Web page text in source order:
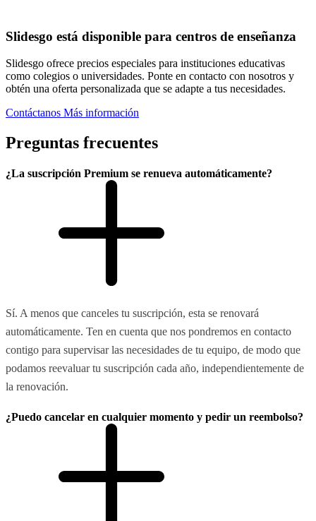
Slidesgo está disponible para centros de enseñanza
Slidesgo ofrece precios especiales para instituciones educativas
como colegios o universidades. Ponte en contacto con nosotros y
obtén una oferta personalizada que se adapte a tus necesidades.
Contáctanos Más información
Preguntas frecuentes
¿La suscripción Premium se renueva automáticamente?
Sí. A menos que canceles tu suscripción, esta se renovará
automáticamente. Ten en cuenta que nos pondremos en contacto
contigo para supervisar las necesidades de tu equipo, de modo que
podamos reevaluar tu suscripción cada año, independientemente de
la renovación.
¿Puedo cancelar en cualquier momento y pedir un reembolso?